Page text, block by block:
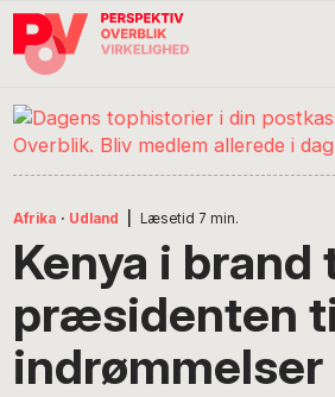
Gå
direkte
navigation
Skip
indhold
Gå
direkte
på
POV
International
Afrika · Udland Læsetid 7 min.
Kenya i
præsidenten
indrømmelser